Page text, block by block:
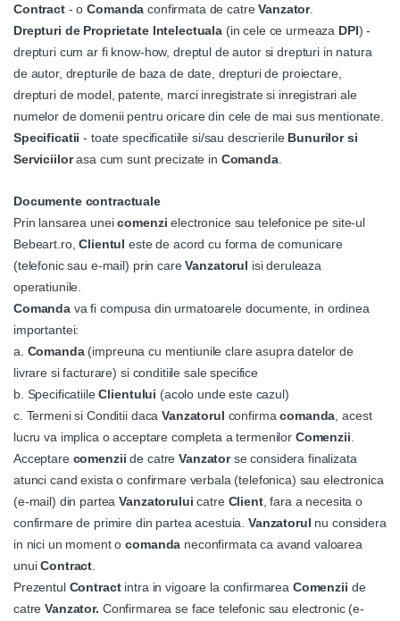
Contract- oComanda confirmata de catreVanzator.
Drepturi de Proprietate Intelectuala(in cele ce urmeaza DPI) -
drepturi cum ar fi know-how, dreptul de autor si drepturi in natura
de autor, drepturile de baza de date, drepturi de proiectare,
drepturi de model, patente, marci inregistrate si inregistrari ale
numelor de domenii pentru oricare din cele de mai sus mentionate.
Specificatii - toate specificatiile si/sau descrierile Bunurilor si
Serviciilorasa cum sunt precizate in Comanda.
Documente contractuale
Prin lansarea uneicomenzielectronice sau telefonice pe site-ul
Bebeart.ro,Clientul este de acord cu forma de comunicare
(telefonic sau e-mail) prin careVanzatorul isi deruleaza
operatiunile.
Comanda va fi compusa din urmatoarele documente, in ordinea
importantei:
a. Comanda(impreuna cu mentiunile clare asupra datelor de
livrare si facturare) si conditiile sale specifice
b. SpecificatiileClientului (acolo unde este cazul)
c. Termeni si Conditii dacaVanzatorul confirmacomanda , acest
lucru va implica o acceptare completa a termenilor Comenzii
Acceptare comenzii de catreVanzatorse considera finalizata
atunci cand exista o confirmare verbala (telefonica) sau electronica
(e-mail) din parteaVanzatorului catre Client, fara a necesita o
confirmare de primire din partea acestuia. Vanzatorul nu considera
in nici un moment ocomanda neconfirmata ca avand valoarea
unuiContract
Prezentul Contractintra in vigoare la confirmarea Comenzii de
catreVanzator. Confirmarea se face telefonic sau electronic (e-